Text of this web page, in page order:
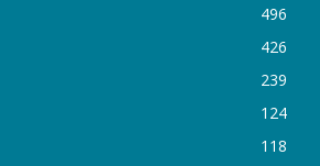
496
426
239
124
118